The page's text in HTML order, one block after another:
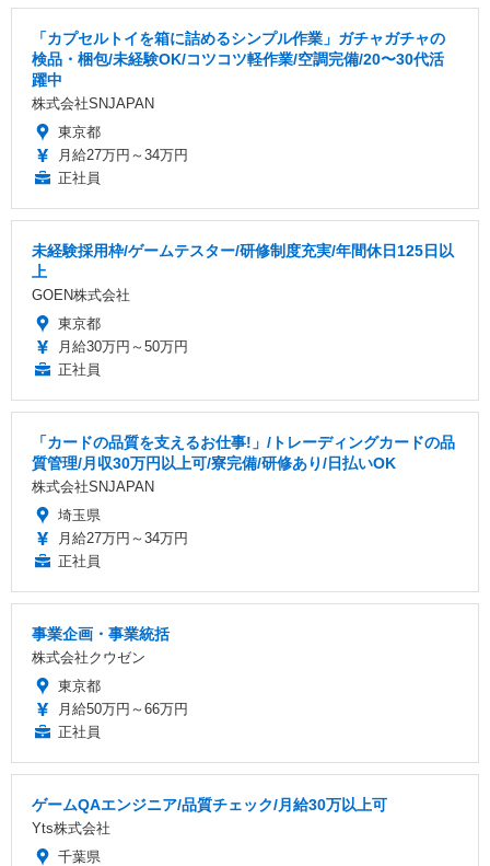
「カプセルトイを箱に詰めるシンプル作業」ガチャガチャの
検品・梱包/未経験OK/コツコツ軽作業/空調完備/20〜30代活
躍中
株式会社SNJAPAN
東京都
月給27万円～34万円
正社員
未経験採用枠/ゲームテスター/研修制度充実/年間休日125日以
上
GOEN株式会社
東京都
月給30万円～50万円
正社員
「カードの品質を支えるお仕事!」/トレーディングカードの品
質管理/月収30万円以上可/寮完備/研修あり/日払いOK
株式会社SNJAPAN
埼玉県
月給27万円～34万円
正社員
事業企画・事業統括
株式会社クウゼン
東京都
月給50万円～66万円
正社員
ゲームQAエンジニア/品質チェック/月給30万以上可
Yts株式会社
千葉県